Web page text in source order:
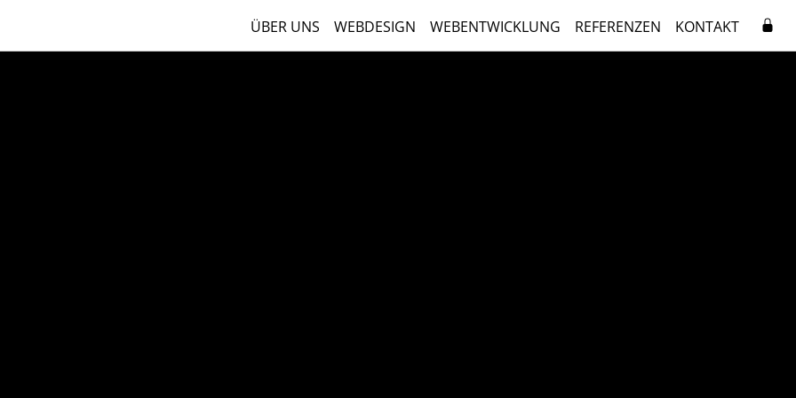
ÜBER UNS WEBDESIGN WEBENTWICKLUNG REFERENZEN KONTAKT